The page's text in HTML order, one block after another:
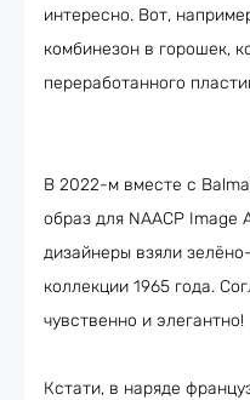
интересно. Вот,
комбинезон в горошек,
переработанного
В 2022-м вместе с
образ для NAACP Image
дизайнеры взяли
коллекции 1965 года.
чувственно и элегантно!
Кстати, в наряде